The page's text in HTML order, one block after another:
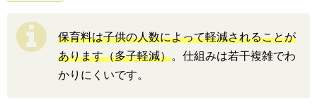
保育料は子供の人数によって軽減されることが
あります（多子軽減）。仕組みは若干複雑でわ
かりにくいです。